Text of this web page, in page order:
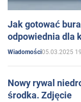
Jak gotować
odpowiednia dla
Wiadomości05.03.2025
Nowy rywal
środka. Zdjęcie